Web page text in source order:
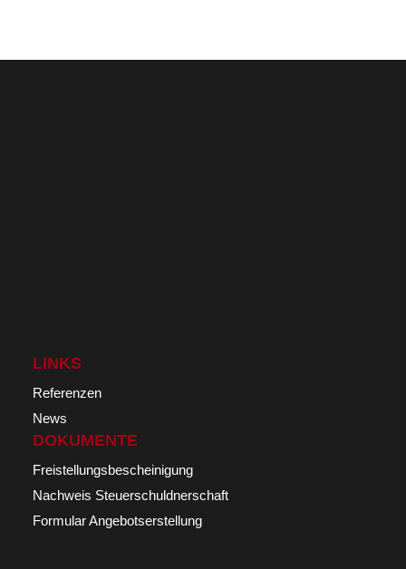
LINKS
Referenzen
News
DOKUMENTE
Freistellungsbescheinigung
Nachweis Steuerschuldnerschaft
Formular Angebotserstellung